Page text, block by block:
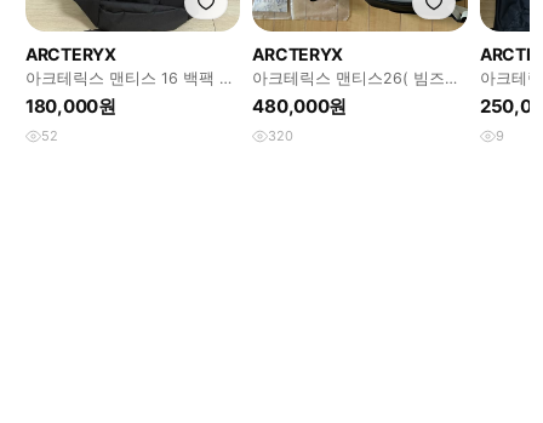
ARCTERYX
아크테릭스 맨티스 16 백팩 블
랙
180,000원
52
ARCTERYX
아크테릭스 맨티스26( 빔즈콜
라보)
480,000원
320
아크테
매합니다
9